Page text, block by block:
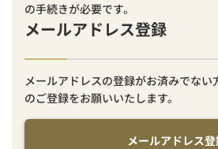
の手続きが必要です。
メールアドレス登録
メールアドレスの登録がお済みでない
のご登録をお願いいたします。
メールアドレス